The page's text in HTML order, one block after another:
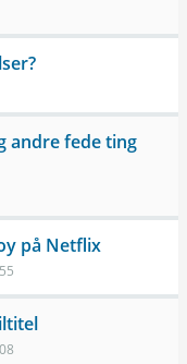
andre fede ting
på Netflix